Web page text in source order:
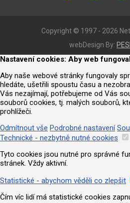
Copyright © 1997 - 2026
webDesign By:
Nastavení cookies: Aby web
Aby naše webové stránky fungovaly
hledáte, ušetřili spoustu času a
Vás nezajímají, potřebujeme od Vás
souborů cookies, tj. malých souborů,
prohlížeči.
Odmítnout vše Podrobné nastavení
Technické - nezbytně nutné cookies
Tyto cookies jsou nutné pro správné
stránek. Vždy aktivní.
Statistické - abychom věděli co zlepšit
Čím víc lidí má statistické cookies